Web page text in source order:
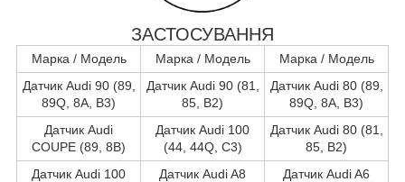
ЗАСТОСУВАННЯ
Марка / Модель Марка / Модель
Марка / Модель
Датчик Audi 90 (89,
89Q, 8A, B3)
Датчик Audi 90 (81,
85, B2)
Датчик Audi 80 (89,
89Q, 8A, B3)
Датчик Audi
COUPE (89, 8B)
Датчик Audi 100
(44, 44Q, C3)
Датчик Audi 80 (81,
85, B2)
Датчик Audi 100
Датчик Audi A8
Датчик Audi A6